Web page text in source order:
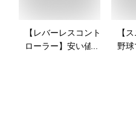
【レバーレスコント
ローラー】安い値段
【
野